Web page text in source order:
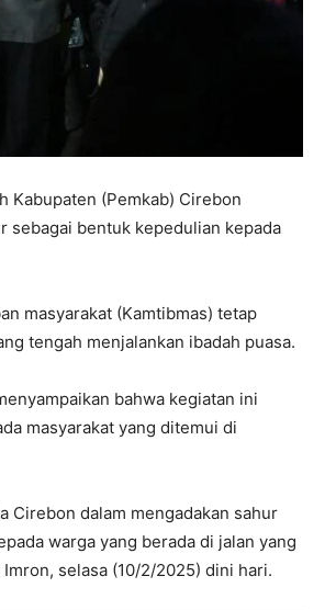
Kabupaten (Pemkab) Cirebon
sebagai bentuk kepedulian kepada
masyarakat (Kamtibmas) tetap
tengah menjalankan ibadah puasa.
bahwa kegiatan ini
masyarakat yang ditemui di
Cirebon dalam mengadakan sahur
warga yang berada di jalan yang
selasa (10/2/2025) dini hari.